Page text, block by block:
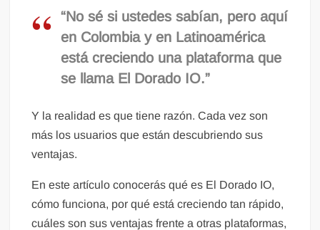
“No sé si ustedes sabían, pero aquí
en Colombia y en Latinoamérica
está creciendo una plataforma que
se llama El Dorado IO.”
Y la realidad es que tiene razón. Cada vez son
más los usuarios que están descubriendo sus
ventajas.
En este artículo conocerás qué es El Dorado IO,
cómo funciona, por qué está creciendo tan rápido,
cuáles son sus ventajas frente a otras plataformas,